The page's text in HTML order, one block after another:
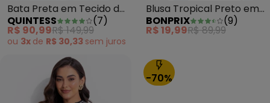
Bata Preta em Tecido de
Poliéster com Elastano
QUINTESS (7)
R$ 90,99R$ 149,99
ou 3x de R$ 30,33 sem juros
Blusa Tropical Preto em
Malha Crepe
BONPRIX (9)
R$ 19,99R$ 89,99
-70%